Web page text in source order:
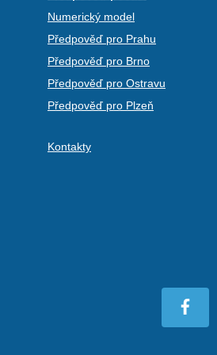
Numerický model
Předpověď pro Prahu
Předpověď pro Brno
Předpověď pro Ostravu
Předpověď pro Plzeň
Kontakty